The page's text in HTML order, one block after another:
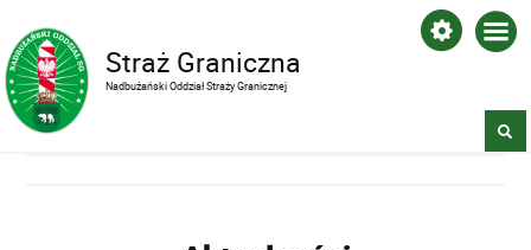
Straż Graniczna
Nadbużański Oddział Straży Granicznej